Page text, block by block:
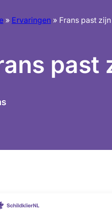
» Ervaringen » Frans past
past
als gerichte